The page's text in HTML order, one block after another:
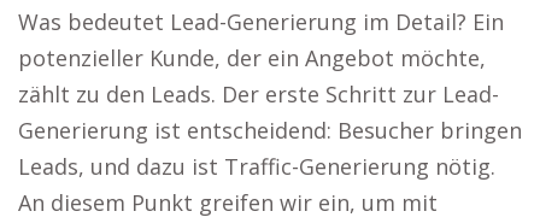
Was bedeutet Lead-Generierung im Detail? Ein
potenzieller Kunde, der ein Angebot möchte,
zählt zu den Leads. Der erste Schritt zur Lead-
Generierung ist entscheidend: Besucher bringen
Leads, und dazu ist Traffic-Generierung nötig.
An diesem Punkt greifen wir ein, um mit